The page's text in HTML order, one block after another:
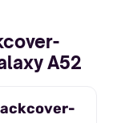
A52